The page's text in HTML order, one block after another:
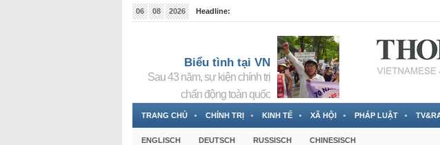
06 08 2026
Headline:
Biểu tình tại VN
Sau 43 năm, sự kiện chính trị
chấn động toàn quốc
TRANG CHỦ CHÍNH TRỊ KINH TẾ XÃ HỘI PHÁP LUẬT
ENGLISCH DEUTSCH RUSSISCH CHINESISCH